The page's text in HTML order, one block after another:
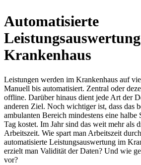
Automatisierte
Krankenhaus
Leistungen werden im Krankenhaus auf
Manuell bis automatisiert. Zentral oder
offline. Darüber hinaus dient jede Art der
anderen Ziel. Noch wichtiger ist, dass das
ambulanten Bereich mindestens eine halbe
Tag kostet. Im Jahr sind das weit mehr als
Arbeitszeit. Wie spart man Arbeitszeit
automatisierte Leistungsauswertung im
erzielt man Validität der Daten? Und wie
vor?